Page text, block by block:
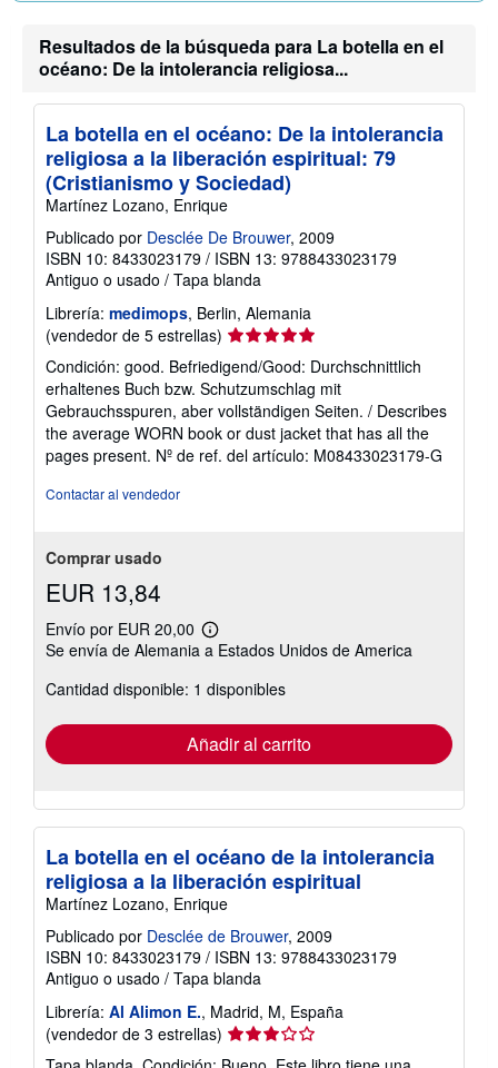
Resultados de la búsqueda para La botella en el
océano: De la intolerancia religiosa...
La botella en el océano: De la intolerancia
religiosa a la liberación espiritual: 79
(Cristianismo y Sociedad)
Martínez Lozano, Enrique
Publicado por Desclée De Brouwer, 2009
ISBN 10: 8433023179 / ISBN 13: 9788433023179
Antiguo o usado / Tapa blanda
Librería: medimops, Berlin, Alemania
(vendedor de 5 estrellas) Calificación
vendedor:
5
de
5
estrellas
Condición: good. Befriedigend/Good: Durchschnittlich
erhaltenes Buch bzw. Schutzumschlag mit
Gebrauchsspuren, aber vollständigen Seiten. / Describes
the average WORN book or dust jacket that has all the
pages present. Nº de ref. del artículo: M08433023179-G
Contactar al vendedor
Comprar usado
EUR 13,84
Envío por EUR 20,00
Más
información
las
tarifas
envío
Se envía de Alemania a Estados Unidos de America
Cantidad disponible: 1 disponibles
Añadir al carrito
La botella en el océano de la intolerancia
religiosa a la liberación espiritual
Martínez Lozano, Enrique
Publicado por Desclée de Brouwer, 2009
ISBN 10: 8433023179 / ISBN 13: 9788433023179
Antiguo o usado / Tapa blanda
Librería: Al Alimon E., Madrid, M, España
(vendedor de 3 estrellas) Calificación
del